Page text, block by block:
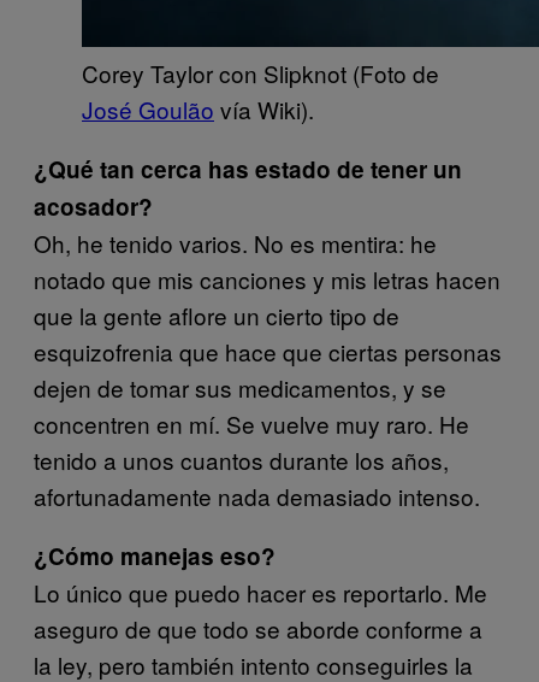
Corey Taylor con Slipknot (Foto de
José Goulão vía Wiki).
¿Qué tan cerca has estado de tener un
acosador?
Oh, he tenido varios. No es mentira: he
notado que mis canciones y mis letras hacen
que la gente aflore un cierto tipo de
esquizofrenia que hace que ciertas personas
dejen de tomar sus medicamentos, y se
concentren en mí. Se vuelve muy raro. He
tenido a unos cuantos durante los años,
afortunadamente nada demasiado intenso.
¿Cómo manejas eso?
Lo único que puedo hacer es reportarlo. Me
aseguro de que todo se aborde conforme a
la ley, pero también intento conseguirles la